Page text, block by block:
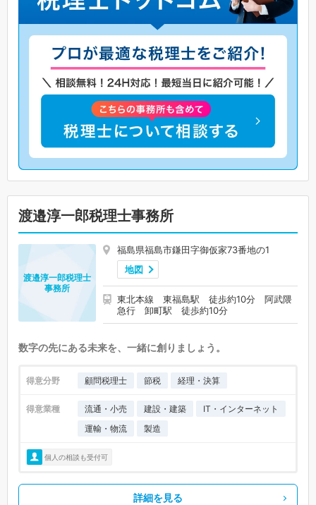
渡邉淳一郎税理士事務所
福島県福島市鎌田字御仮家73番地の1
地図
東北本線 東福島駅 徒歩約10分 阿武隈
急行 卸町駅 徒歩約10分
渡邉淳一郎税理士
事務所
数字の先にある未来を、一緒に創りましょう。
得意分野 顧問税理士 節税 経理・決算
得意業種 流通・小売 建設・建築
IT・インターネット
運輸・物流
製造
個人の相談も受付可
詳細を見る